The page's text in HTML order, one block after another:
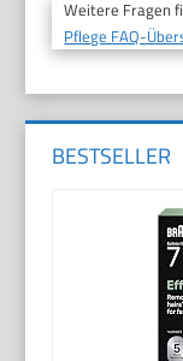
Weitere Fragen
Pflege FAQ-
BESTSELLER